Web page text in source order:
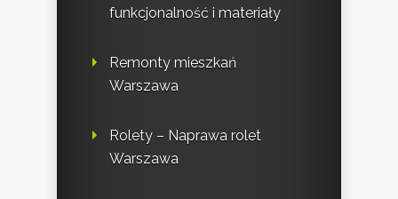
funkcjonalność i materiały
Remonty mieszkań
Warszawa
Rolety – Naprawa rolet
Warszawa